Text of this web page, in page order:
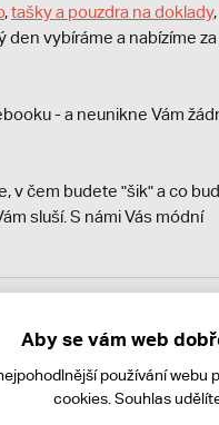
,tašky a pouzdra na doklady,
den vybíráme a nabízíme za
- a neunikne Vám
v čem budete "šik" a co
sluší. S námi Vás módní
online; v případě
Aby se vám web
používání webu
cookies. Souhlas